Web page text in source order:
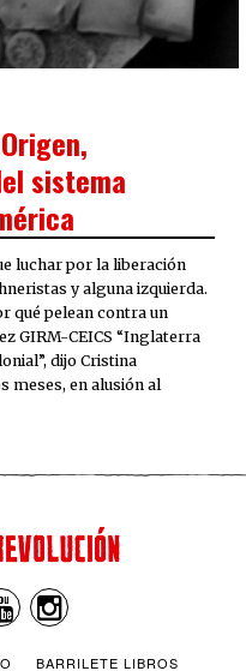
sistema
luchar por la liberación
y alguna izquierda.
qué pelean contra un
GIRM-CEICS “Inglaterra
dijo Cristina
meses, en alusión al
BARRILETE LIBROS